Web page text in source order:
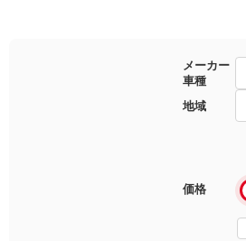
メーカー
車種
地域
価格